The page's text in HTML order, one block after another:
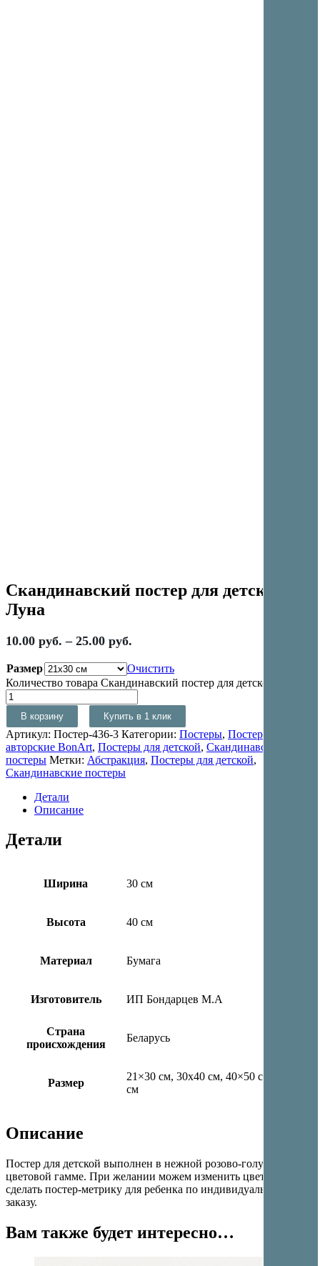
Скандинавский постер для детской
Луна
10.00 руб. – 25.00 руб.
Размер
Очистить
Количество товара Скандинавский постер для детской Луна
В корзину Купить в 1 клик
Артикул: Постер-436-3 Категории: Постеры, Постеры
авторские BonArt, Постеры для детской, Скандинавские
постеры Метки: Абстракция, Постеры для детской,
Скандинавские постеры
Детали
Описание
Детали
Ширина 30 см
Высота 40 см
Материал Бумага
Изготовитель ИП Бондарцев М.А
Страна
происхождения
Беларусь
Размер
21×30 см, 30х40 см, 40×50 см, 50х70
см
Описание
Постер для детской выполнен в нежной розово-голубой
цветовой гамме. При желании можем изменить цвет, размер,
сделать постер-метрику для ребенка по индивидуальному
заказу.
Вам также будет интересно…